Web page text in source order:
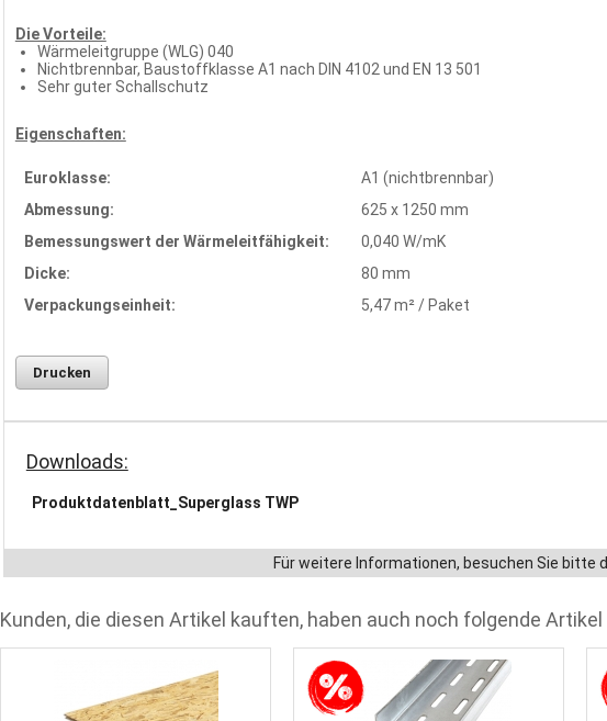
Die Vorteile:
Wärmeleitgruppe (WLG) 040
Nichtbrennbar, Baustoffklasse A1 nach DIN 4102 und EN 13 501
Sehr guter Schallschutz
Eigenschaften:
Euroklasse:
A1 (nichtbrennbar)
Abmessung:
625 x 1250 mm
Bemessungswert der Wärmeleitfähigkeit:
0,040 W/mK
Dicke:
80 mm
Verpackungseinheit:
5,47 m² / Paket
Drucken
Downloads:
Produktdatenblatt_Superglass TWP
Für weitere Informationen, besuchen Sie bitte
Kunden, die diesen Artikel kauften, haben auch noch folgende